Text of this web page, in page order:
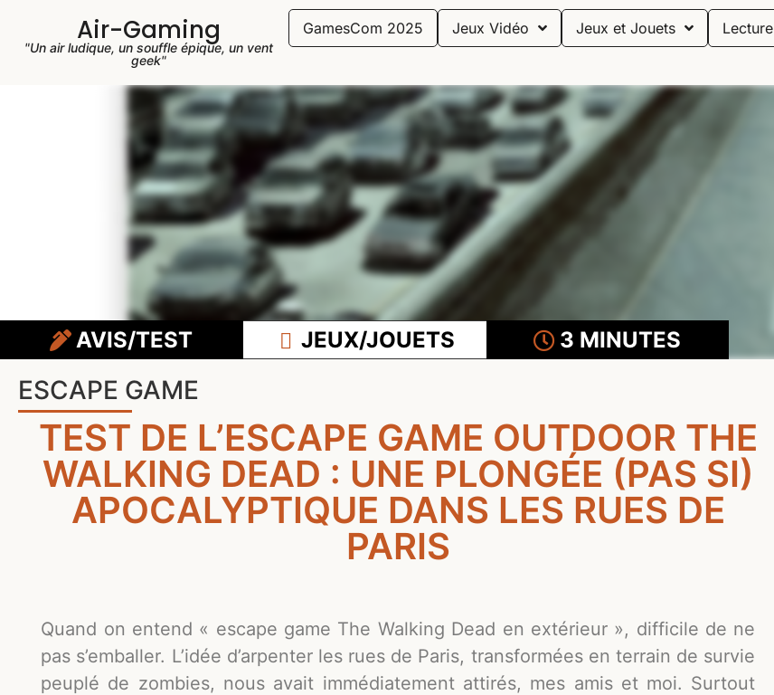
Air-Gaming
"Un air ludique, un souffle épique, un vent
geek"
GamesCom 2025 Jeux Vidéo Jeux et Jouets Lecture
AVIS/TEST JEUX/JOUETS 3 MINUTES
ESCAPE GAME
TEST DE L’ESCAPE GAME OUTDOOR THE
WALKING DEAD : UNE PLONGÉE (PAS SI)
APOCALYPTIQUE DANS LES RUES DE
PARIS
Quand on entend « escape game The Walking Dead en extérieur », difficile de ne
pas s’emballer. L’idée d’arpenter les rues de Paris, transformées en terrain de survie
peuplé de zombies, nous avait immédiatement attirés, mes amis et moi. Surtout